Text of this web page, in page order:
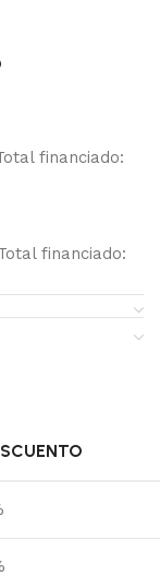
financiado:
financiado: